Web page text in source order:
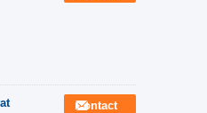
Contact